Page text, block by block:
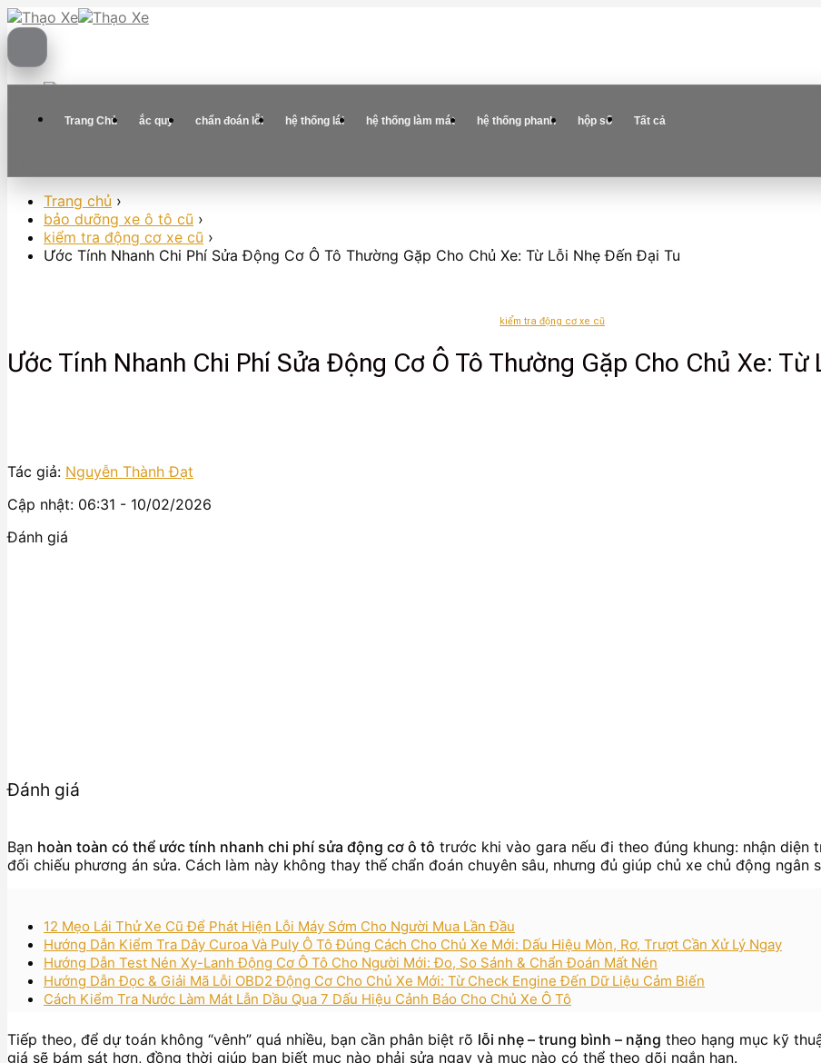
Skip
to
Trang Chủ ắc quy chẩn đoán lỗi hệ thống lái hệ thống làm mát hệ thống phanh hộp số Tất cả
Trang chủ ›
bảo dưỡng xe ô tô cũ ›
kiểm tra động cơ xe cũ ›
Ước Tính Nhanh Chi Phí Sửa Động Cơ Ô Tô Thường Gặp Cho Chủ Xe: Từ Lỗi Nhẹ Đến Đại Tu
kiểm tra động cơ xe cũ
Ước Tính Nhanh Chi Phí Sửa Động Cơ Ô Tô Thường Gặp Cho Chủ Xe:
Tác giả: Nguyễn Thành Đạt
Cập nhật: 06:31 - 10/02/2026
Đánh giá
Đánh giá
Bạn hoàn toàn có thể ước tính nhanh chi phí sửa động cơ ô tô trước khi vào gara nếu đi theo đúng khung: nhận diện
đối chiếu phương án sửa. Cách làm này không thay thế chẩn đoán chuyên sâu, nhưng đủ giúp chủ xe chủ động ngân
12 Mẹo Lái Thử Xe Cũ Để Phát Hiện Lỗi Máy Sớm Cho Người Mua Lần Đầu
Hướng Dẫn Kiểm Tra Dây Curoa Và Puly Ô Tô Đúng Cách Cho Chủ Xe Mới: Dấu Hiệu Mòn, Rơ, Trượt Cần Xử Lý Ngay
Hướng Dẫn Test Nén Xy-Lanh Động Cơ Ô Tô Cho Người Mới: Đo, So Sánh & Chẩn Đoán Mất Nén
Hướng Dẫn Đọc & Giải Mã Lỗi OBD2 Động Cơ Cho Chủ Xe Mới: Từ Check Engine Đến Dữ Liệu Cảm Biến
Cách Kiểm Tra Nước Làm Mát Lẫn Dầu Qua 7 Dấu Hiệu Cảnh Báo Cho Chủ Xe Ô Tô
Tiếp theo, để dự toán không “vênh” quá nhiều, bạn cần phân biệt rõ lỗi nhẹ – trung bình – nặng theo hạng mục kỹ
giá sẽ bám sát hơn, đồng thời giúp bạn biết mục nào phải sửa ngay và mục nào có thể theo dõi ngắn hạn.